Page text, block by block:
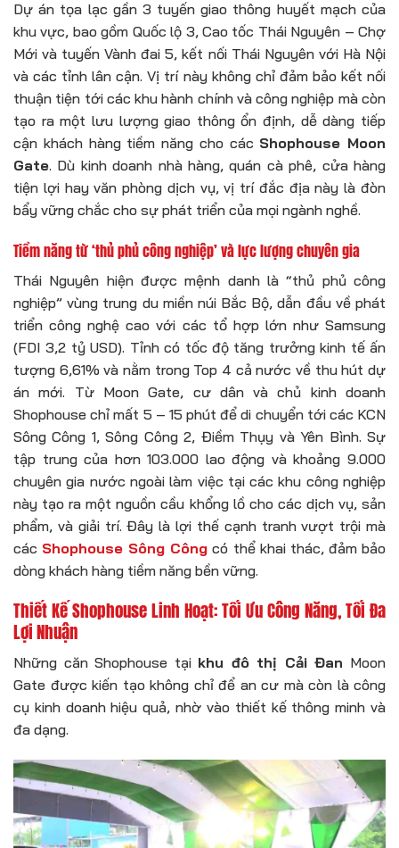
Dự án tọa lạc gần 3 tuyến giao thông huyết mạch của
khu vực, bao gồm Quốc lộ 3, Cao tốc Thái Nguyên – Chợ
Mới và tuyến Vành đai 5, kết nối Thái Nguyên với Hà Nội
và các tỉnh lân cận. Vị trí này không chỉ đảm bảo kết nối
thuận tiện tới các khu hành chính và công nghiệp mà còn
tạo ra một lưu lượng giao thông ổn định, dễ dàng tiếp
cận khách hàng tiềm năng cho các Shophouse Moon
Gate. Dù kinh doanh nhà hàng, quán cà phê, cửa hàng
tiện lợi hay văn phòng dịch vụ, vị trí đắc địa này là đòn
bẩy vững chắc cho sự phát triển của mọi ngành nghề.
Tiềm năng từ ‘thủ phủ công nghiệp’ và lực lượng chuyên gia
Thái Nguyên hiện được mệnh danh là “thủ phủ công
nghiệp” vùng trung du miền núi Bắc Bộ, dẫn đầu về phát
triển công nghệ cao với các tổ hợp lớn như Samsung
(FDI 3,2 tỷ USD). Tỉnh có tốc độ tăng trưởng kinh tế ấn
tượng 6,61% và nằm trong Top 4 cả nước về thu hút dự
án mới. Từ Moon Gate, cư dân và chủ kinh doanh
Shophouse chỉ mất 5 – 15 phút để di chuyển tới các KCN
Sông Công 1, Sông Công 2, Điềm Thụy và Yên Bình. Sự
tập trung của hơn 103.000 lao động và khoảng 9.000
chuyên gia nước ngoài làm việc tại các khu công nghiệp
này tạo ra một nguồn cầu khổng lồ cho các dịch vụ, sản
phẩm, và giải trí. Đây là lợi thế cạnh tranh vượt trội mà
các Shophouse Sông Công có thể khai thác, đảm bảo
dòng khách hàng tiềm năng bền vững.
Thiết Kế Shophouse Linh Hoạt: Tối Ưu Công Năng, Tối Đa
Lợi Nhuận
Những căn Shophouse tại khu đô thị Cải Đan Moon
Gate được kiến tạo không chỉ để an cư mà còn là công
cụ kinh doanh hiệu quả, nhờ vào thiết kế thông minh và
đa dạng.